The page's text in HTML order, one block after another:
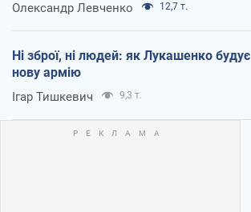
Олександр Левченко 12,7 т.
Ні зброї, ні людей: як Лукашенко будує
нову армію
Ігар Тишкевич 9,3 т.